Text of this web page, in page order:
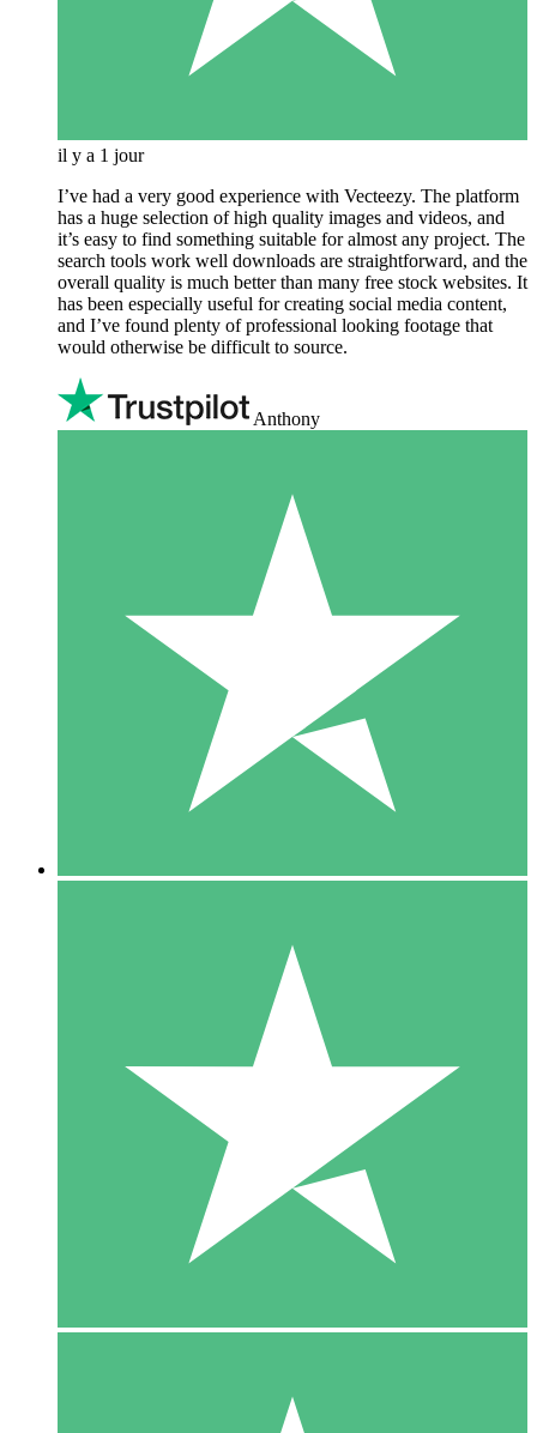
il y a 1 jour
I’ve had a very good experience with Vecteezy. The platform
has a huge selection of high quality images and videos, and
it’s easy to find something suitable for almost any project. The
search tools work well downloads are straightforward, and the
overall quality is much better than many free stock websites. It
has been especially useful for creating social media content,
and I’ve found plenty of professional looking footage that
would otherwise be difficult to source.
Anthony